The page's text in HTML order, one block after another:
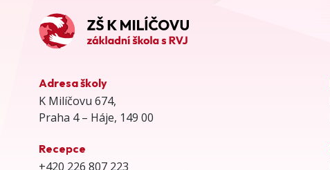
Adresa školy
K Milíčovu 674,
Praha 4 – Háje, 149 00
Recepce
+420 226 807 223